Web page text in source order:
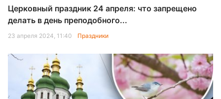
Церковный праздник 24 апреля: что запрещено
делать в день преподобного...
23 апреля 2024, 11:40 Праздники